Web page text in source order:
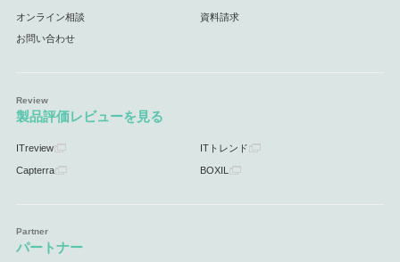
オンライン相談 資料請求
お問い合わせ
製品評価レビューを見る
ITreview ITトレンド
Capterra BOXIL
パートナー